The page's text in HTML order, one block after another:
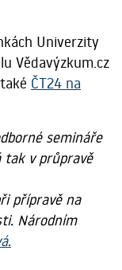
Univerzity
Vědavýzkum.cz
ČT24 na
semináře
tak v průpravě
přípravě na
Národním